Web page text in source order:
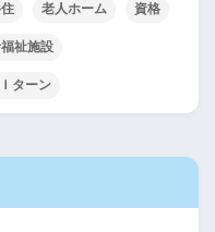
老人ホーム 資格
祉施設
Ｉターン